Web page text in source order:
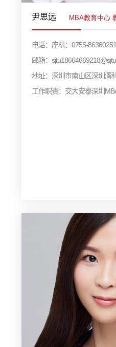
尹思远 MBA教育中心
电话：座机：0755-
邮箱：
地址：深圳市南山区深圳湾
工作职责：交大安泰深圳